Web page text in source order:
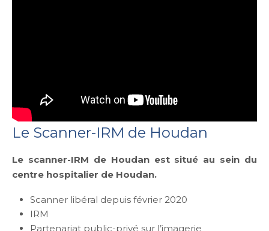
Le Scanner-IRM de Houdan
Le scanner-IRM de Houdan est situé au sein du
centre hospitalier de Houdan.
Scanner libéral depuis février 2020
IRM
Partenariat public-privé sur l’imagerie